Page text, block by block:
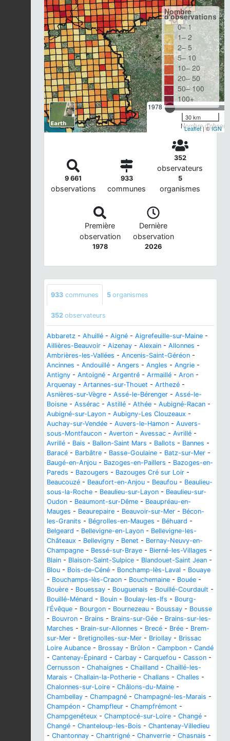
1978
Nombre
Nombre
d'observations
0– 1
1– 2
2– 5
5– 10
10– 20
20– 50
50– 100
100+
30 km
Leaflet| ©IGN
9 661
observations
933
communes
352
observateurs
5
organismes
Première
observation
1978
Dernière
observation
2026
933 communes 5 organismes
352 observateurs
Abbaretz - Ahuillé - Aigné - Aigrefeuille-sur-Maine -
Aillières-Beauvoir - Aizenay - Alexain - Allonnes -
Ambrières-les-Vallées - Ancenis-Saint-Géréon -
Ancinnes - Andouillé - Angers - Angles - Angrie -
Antigny - Antoigné - Argentré - Armaillé - Aron -
Arquenay - Artannes-sur-Thouet - Arthezé -
Asnières-sur-Vègre - Assé-le-Bérenger - Assé-le-
Boisne - Assérac - Astillé - Athée - Aubigné-Racan -
Aubigné-sur-Layon - Aubigny-Les Clouzeaux -
Auchay-sur-Vendée - Auvers-le-Hamon - Auvers-
sous-Montfaucon - Averton - Avessac - Avrillé -
Avrillé - Bais - Ballon-Saint Mars - Ballots - Bannes -
Baracé - Barbâtre - Basse-Goulaine - Batz-sur-Mer -
Baugé-en-Anjou - Bazoges-en-Paillers - Bazoges-en-
Pareds - Bazougers - Bazouges Cré sur Loir -
Beaucouzé - Beaufort-en-Anjou - Beaufou - Beaulieu-
sous-la-Roche - Beaulieu-sur-Layon - Beaulieu-sur-
Oudon - Beaumont-sur-Dême - Beaupréau-en-
Mauges - Beaurepaire - Beauvoir-sur-Mer - Bécon-
les-Granits - Bégrolles-en-Mauges - Béhuard -
Belgeard - Bellevigne-en-Layon - Bellevigne-les-
Châteaux - Bellevigny - Benet - Bernay-Neuvy-en-
Champagne - Bessé-sur-Braye - Bierné-les-Villages -
Blain - Blaison-Saint-Sulpice - Blandouet-Saint Jean -
Blou - Bois-de-Céné - Bonchamp-lès-Laval - Bouaye
- Bouchamps-lès-Craon - Bouchemaine - Bouée -
Bouère - Bouessay - Bouguenais - Bouillé-Courdault -
Bouillé-Ménard - Bouin - Boulay-les-Ifs - Bourg-
l'Évêque - Bourgon - Bournezeau - Boussay - Bousse
- Bouvron - Brains - Brains-sur-Gée - Brains-sur-les-
Marches - Brain-sur-Allonnes - Brecé - Brée - Brem-
sur-Mer - Bretignolles-sur-Mer - Briollay - Brissac
Loire Aubance - Brossay - Brûlon - Campbon - Candé
- Cantenay-Épinard - Carbay - Carquefou - Casson -
Cernusson - Chahaignes - Chailland - Chaillé-les-
Marais - Challain-la-Potherie - Challans - Challes -
Chalonnes-sur-Loire - Châlons-du-Maine -
Chambellay - Champagné - Champagné-les-Marais -
Champéon - Champfleur - Champfrémont -
Champgenéteux - Champtocé-sur-Loire - Changé -
Changé - Chanteloup-les-Bois - Chantenay-Villedieu
- Chantonnay - Chantrigné - Chanverrie - Chasnais -